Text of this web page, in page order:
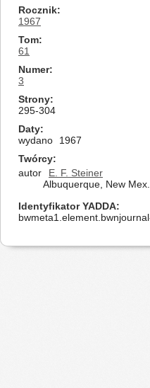
Rocznik
1967
Tom
61
Numer
3
Strony
295-304
Daty
wydano
1967
Twórcy
autor
E. F. Steiner
Albuquerque, New
Identyfikator YADDA